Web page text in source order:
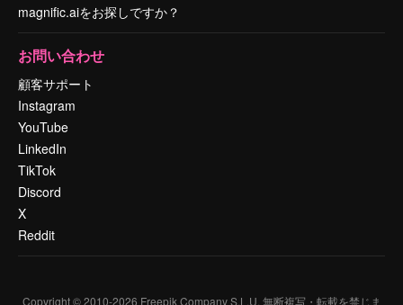
magnific.aiをお探しですか？
お問い合わせ
顧客サポート
Instagram
YouTube
LinkedIn
TikTok
Discord
X
Reddit
Copyright © 2010-2026 Freepik Company S.L.U. 無断複写・転載を禁じま